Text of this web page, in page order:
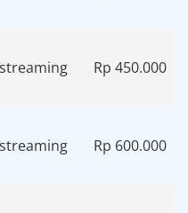
Rp 450.000
Rp 600.000